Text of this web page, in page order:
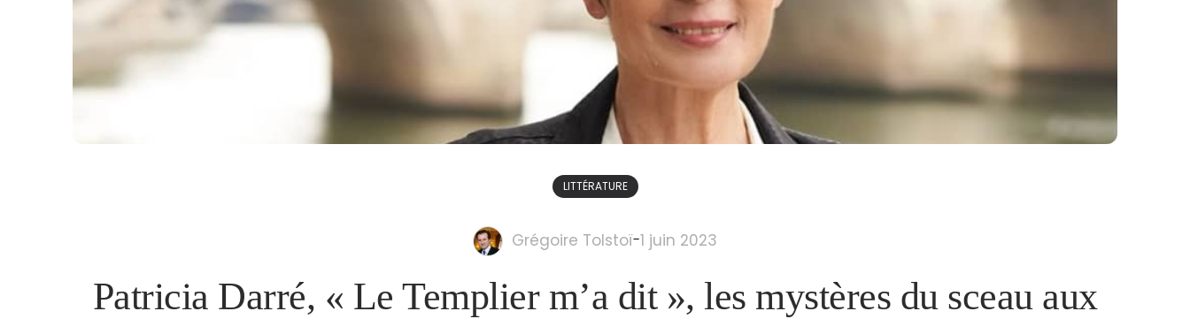
LITTÉRATURE
Grégoire Tolstoï-1 juin 2023
Patricia Darré, « Le Templier m’a dit », les mystères du sceau aux